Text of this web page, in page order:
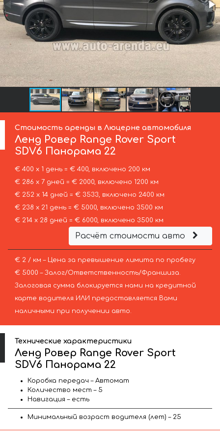
Стоимость аренды в Люцерне автомобиля
Ленд Ровер Range Rover Sport
SDV6 Панорама 22
€ 400 х 1 день = € 400, включено 200 км
€ 286 х 7 дней = € 2000, включено 1200 км
€ 252 х 14 дней = € 3533, включено 2400 км
€ 238 х 21 день = € 5000, включено 3500 км
€ 214 х 28 дней = € 6000, включено 3500 км
Расчёт стоимости авто
€ 2 / км – Цена за превышение лимита по пробегу
€ 5000 – Залог/Ответственность/Франшиза.
Залоговая сумма блокируется нами на кредитной
карте водителя ИЛИ предоставляется Вами
наличными при получении авто.
Технические характеристики
Ленд Ровер Range Rover Sport
SDV6 Панорама 22
Коробка передач – Автомат
Количество мест – 5
Навигация – есть
Минимальный возраст водителя (лет) – 25